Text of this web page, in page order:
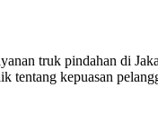
truk pindahan di
tentang kepuasan